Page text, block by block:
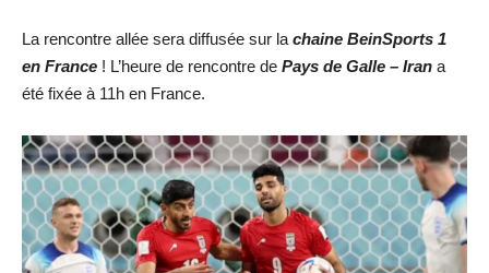
La rencontre allée sera diffusée sur la chaine BeinSports 1
en France ! L’heure de rencontre de Pays de Galle – Iran a
été fixée à 11h en France.